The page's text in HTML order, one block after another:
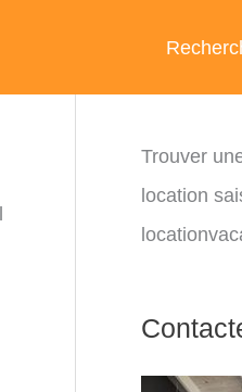
Trouver
location